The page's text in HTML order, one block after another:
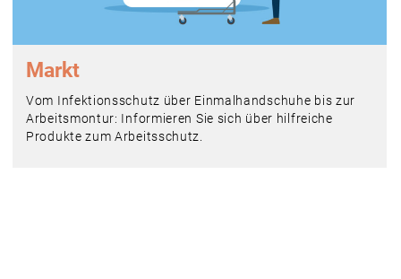
Markt
Vom Infektionsschutz über Einmalhandschuhe bis zur
Arbeitsmontur: Informieren Sie sich über hilfreiche
Produkte zum Arbeitsschutz.